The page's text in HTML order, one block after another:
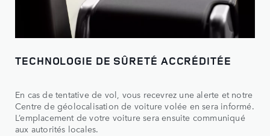
TECHNOLOGIE DE SÛRETÉ ACCRÉDITÉE
En cas de tentative de vol, vous recevrez une alerte et notre
Centre de géolocalisation de voiture volée en sera informé.
L’emplacement de votre voiture sera ensuite communiqué
aux autorités locales.